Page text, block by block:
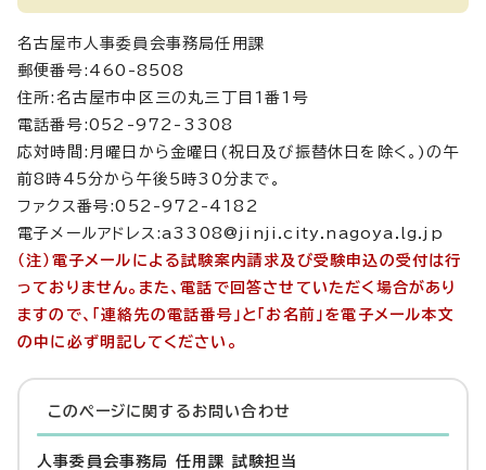
名古屋市人事委員会事務局任用課
郵便番号:460-8508
住所:名古屋市中区三の丸三丁目1番1号
電話番号:052-972-3308
応対時間:月曜日から金曜日(祝日及び振替休日を除く。)の午
前8時45分から午後5時30分まで。
ファクス番号:052-972-4182
電子メールアドレス:a3308@jinji.city.nagoya.lg.jp
（注）電子メールによる試験案内請求及び受験申込の受付は行
っておりません。また、電話で回答させていただく場合があり
ますので、「連絡先の電話番号」と「お名前」を電子メール本文
の中に必ず明記してください。
このページに関する お問い合わせ
人事委員会事務局 任用課 試験担当